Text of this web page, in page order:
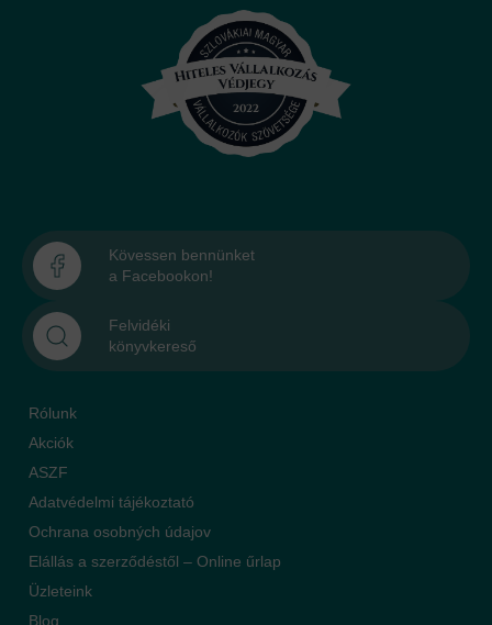
Kövessen bennünket
a Facebookon!
Felvidéki
könyvkereső
Rólunk
Akciók
ASZF
Adatvédelmi tájékoztató
Ochrana osobných údajov
Elállás a szerződéstől – Online űrlap
Üzleteink
Blog